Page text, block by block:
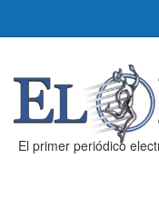
El primer periódico